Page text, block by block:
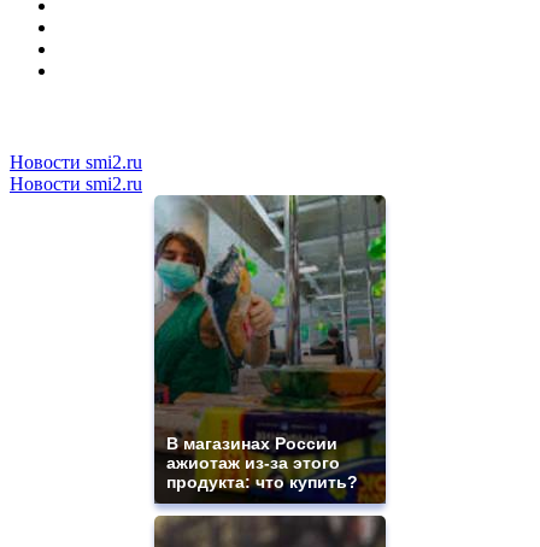
Новости smi2.ru
Новости smi2.ru
В магазинах России
ажиотаж из-за этого
продукта: что купить?